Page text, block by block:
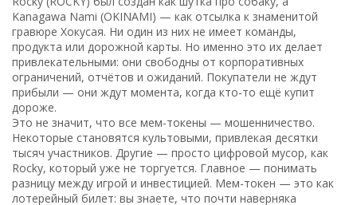
Kanagawa Nami (OKINAMI) — как отсылка к знаменитой
гравюре Хокусая. Ни один из них не имеет команды,
продукта или дорожной карты. Но именно это их делает
привлекательными: они свободны от корпоративных
ограничений, отчётов и ожиданий. Покупатели не ждут
прибыли — они ждут момента, когда кто-то ещё купит
дороже.
Это не значит, что все мем-токены — мошенничество.
Некоторые становятся культовыми, привлекая десятки
тысяч участников. Другие — просто цифровой мусор, как
Rocky, который уже не торгуется. Главное — понимать
разницу между игрой и инвестицией. Мем-токен — это как
лотерейный билет: вы знаете, что почти наверняка